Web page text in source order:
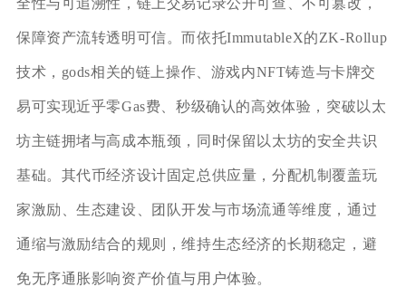
保障资产流转透明可信。而依托ImmutableX的ZK-Rollup
技术，gods相关的链上操作、游戏内NFT铸造与卡牌交
易可实现近乎零Gas费、秒级确认的高效体验，突破以太
坊主链拥堵与高成本瓶颈，同时保留以太坊的安全共识
基础。其代币经济设计固定总供应量，分配机制覆盖玩
家激励、生态建设、团队开发与市场流通等维度，通过
通缩与激励结合的规则，维持生态经济的长期稳定，避
免无序通胀影响资产价值与用户体验。